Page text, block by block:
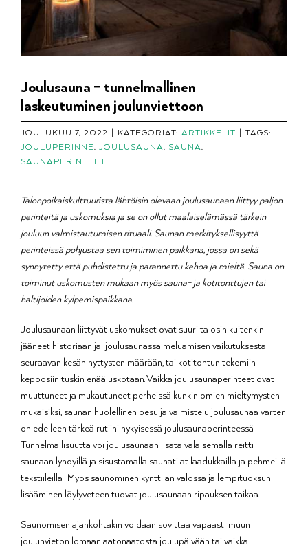
Joulusauna – tunnelmallinen
laskeutuminen joulunviettoon
JOULUKUU 7, 2022 | KATEGORIAT: ARTIKKELIT | TAGS:
JOULUPERINNE, JOULUSAUNA, SAUNA,
SAUNAPERINTEET
Talonpoikaiskulttuurista lähtöisin olevaan joulusaunaan liittyy paljon
perinteitä ja uskomuksia ja se on ollut maalaiselämässä tärkein
jouluun valmistautumisen rituaali. Saunan merkityksellisyyttä
perinteissä pohjustaa sen toimiminen paikkana, jossa on sekä
synnytetty että puhdistettu ja parannettu kehoa ja mieltä. Sauna on
toiminut uskomusten mukaan myös sauna- ja kotitonttujen tai
haltijoiden kylpemispaikkana.
Joulusaunaan liittyvät uskomukset ovat suurilta osin kuitenkin
jääneet historiaan ja joulusaunassa meluamisen vaikutuksesta
seuraavan kesän hyttysten määrään, tai kotitontun tekemiin
kepposiin tuskin enää uskotaan. Vaikka joulusaunaperinteet ovat
muuttuneet ja mukautuneet perheissä kunkin omien mieltymysten
mukaisiksi, saunan huolellinen pesu ja valmistelu joulusaunaa varten
on edelleen tärkeä rutiini nykyisessä joulusaunaperinteessä.
Tunnelmallisuutta voi joulusaunaan lisätä valaisemalla reitti
saunaan lyhdyillä ja sisustamalla saunatilat laadukkailla ja pehmeillä
tekstiileillä . Myös saunominen kynttilän valossa ja lempituoksun
lisääminen löylyveteen tuovat joulusaunaan ripauksen taikaa.
Saunomisen ajankohtakin voidaan sovittaa vapaasti muun
joulunvieton lomaan aatonaatosta joulupäivään tai vaikka